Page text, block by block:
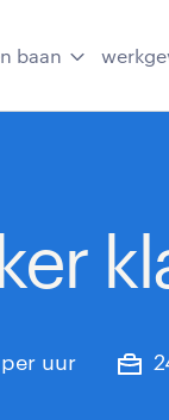
baan
per uur